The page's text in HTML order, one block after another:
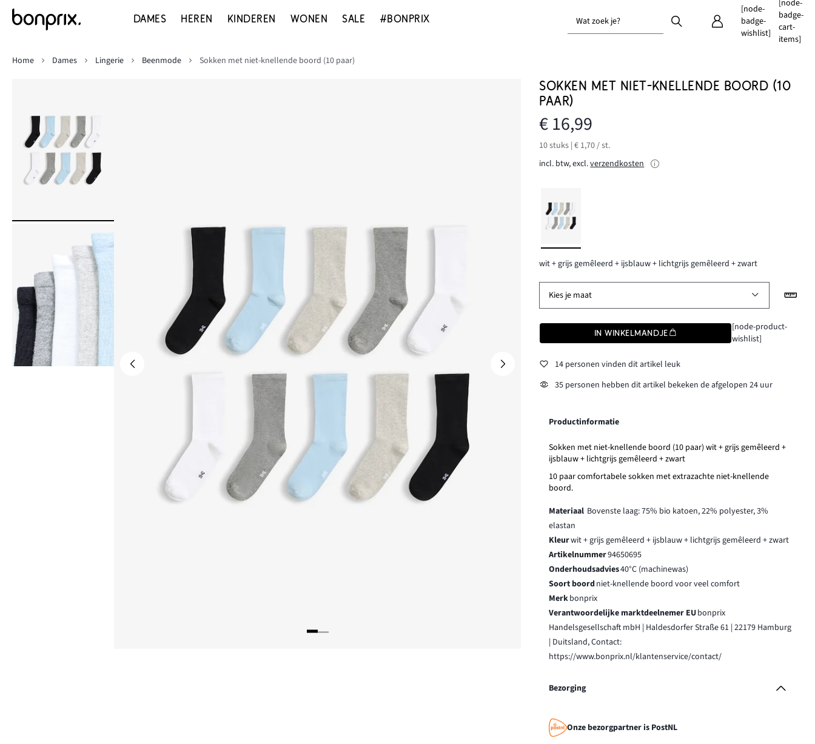
DAMES HEREN KINDEREN WONEN SALE #BONPRIX Wat zoek je?
[node-
badge-
wishlist]
[node-
badge-
cart-
items]
Home
Dames Lingerie Beenmode Sokken met niet-knellende boord (10 paar)
SOKKEN MET NIET-KNELLENDE BOORD (10
PAAR)
€ 16,99
10 stuks | € 1,70 / st.
incl. btw, excl.verzendkosten
wit + grijs gemêleerd + ijsblauw + lichtgrijs gemêleerd + zwart
Kies je maat
IN WINKELMANDJE
[node-product-
wishlist]
14 personen vinden dit artikel leuk
35 personen hebben dit artikel bekeken de afgelopen 24 uur
Productinformatie
Sokken met niet-knellende boord (10 paar) wit + grijs gemêleerd +
ijsblauw + lichtgrijs gemêleerd + zwart
10 paar comfortabele sokken met extrazachte niet-knellende
boord.
Materiaal Bovenste laag: 75% bio katoen, 22% polyester, 3%
elastan
Kleurwit + grijs gemêleerd + ijsblauw + lichtgrijs gemêleerd + zwart
Artikelnummer94650695
Onderhoudsadvies40°C (machinewas)
Soort boordniet-knellende boord voor veel comfort
Merkbonprix
Verantwoordelijke marktdeelnemer EUbonprix
Handelsgesellschaft mbH | Haldesdorfer Straße 61 | 22179 Hamburg
| Duitsland, Contact:
https://www.bonprix.nl/klantenservice/contact/
Bezorging
Onze bezorgpartner is PostNL